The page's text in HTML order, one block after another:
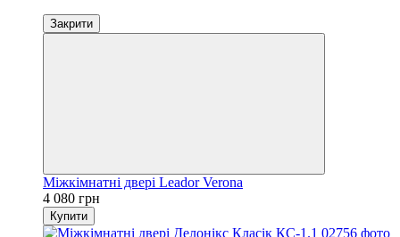
Закрити
Міжкімнатні двері Leador Verona
4 080 грн
Купити